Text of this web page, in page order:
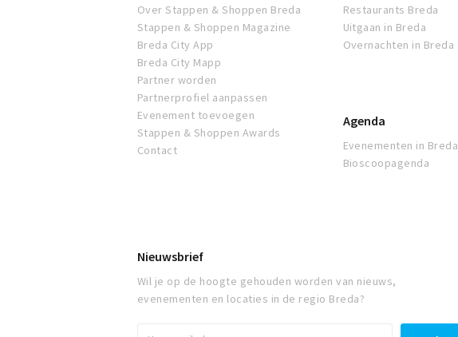
Over Stappen & Shoppen Breda
Stappen & Shoppen Magazine
Breda City App
Breda City Mapp
Partner worden
Partnerprofiel aanpassen
Evenement toevoegen
Stappen & Shoppen Awards
Contact
Restaurants Breda
Uitgaan in Breda
Overnachten in Breda
Agenda
Evenementen in Breda
Bioscoopagenda
Nieuwsbrief
Wil je op de hoogte gehouden worden van nieuws,
evenementen en locaties in de regio Breda?